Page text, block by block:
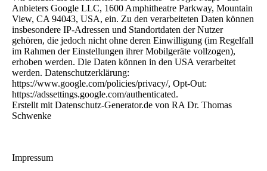
Anbieters Google LLC, 1600 Amphitheatre Parkway, Mountain
View, CA 94043, USA, ein. Zu den verarbeiteten Daten können
insbesondere IP-Adressen und Standortdaten der Nutzer
gehören, die jedoch nicht ohne deren Einwilligung (im Regelfall
im Rahmen der Einstellungen ihrer Mobilgeräte vollzogen),
erhoben werden. Die Daten können in den USA verarbeitet
werden. Datenschutzerklärung:
https://www.google.com/policies/privacy/, Opt-Out:
https://adssettings.google.com/authenticated.
Erstellt mit Datenschutz-Generator.de von RA Dr. Thomas
Schwenke
Impressum